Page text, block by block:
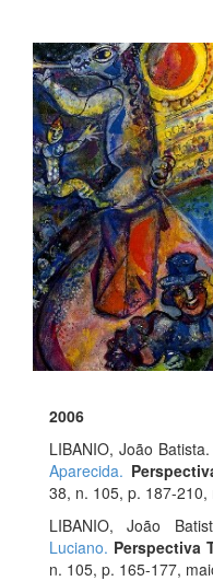
2006
LIBANIO, João Batista.
Aparecida.
38, n. 105, p. 187-
LIBANIO, João
Luciano. Perspectiva
n. 105, p. 165-177,